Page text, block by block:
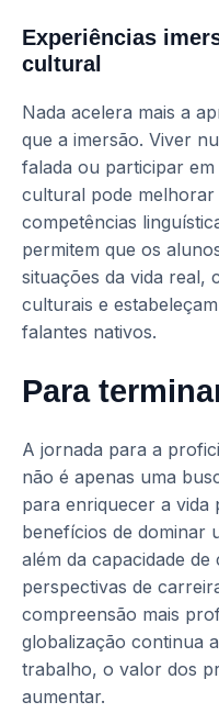
Experiências
cultural
Nada acelera mais a
que a imersão. Viver
falada ou participar
cultural pode melhorar
competências
permitem que os
situações da vida real,
culturais e
falantes nativos.
Para
A jornada para a
não é apenas uma
para enriquecer a vida
benefícios de dominar
além da capacidade
perspectivas de
compreensão mais
globalização continua
trabalho, o valor dos
aumentar.